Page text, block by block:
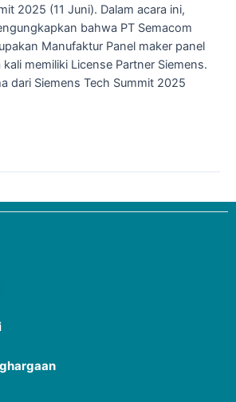
2025 (11 Juni). Dalam acara ini,
bahwa PT Semacom
Manufaktur Panel maker panel
memiliki License Partner Siemens.
dari Siemens Tech Summit 2025